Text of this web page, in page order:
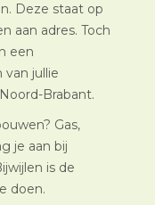
Deze staat op
aan adres. Toch
een
jullie
Brabant.
Gas,
je aan bij
is de
doen.